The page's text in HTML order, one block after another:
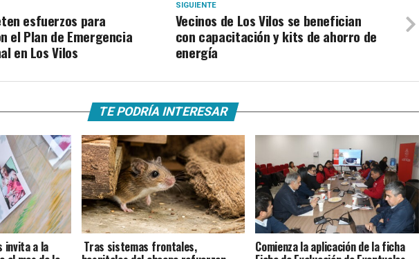
SIGUIENTE
Vecinos de Los Vilos se benefician
con capacitación y kits de ahorro de
energía
esfuerzos para
el Plan de Emergencia
en Los Vilos
TE PODRÍA INTERESAR
invita a la Tras sistemas frontales, Comienza la aplicación de la ficha